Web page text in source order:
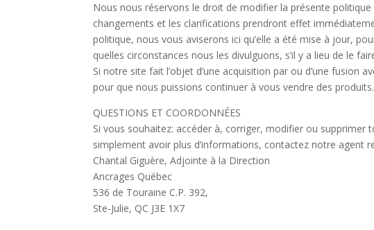
Nous nous réservons le droit de modifier la présente
changements et les clarifications prendront effet
politique, nous vous aviserons ici qu’elle a été mise à jour,
quelles circonstances nous les divulguons, s’il y a lieu de le
Si notre site fait l’objet d’une acquisition par ou d’une
pour que nous puissions continuer à vous vendre des produits.
QUESTIONS ET COORDONNÉES
Si vous souhaitez: accéder à, corriger, modifier ou
simplement avoir plus d’informations, contactez notre agent
Chantal Giguère, Adjointe à la Direction
Ancrages Québec
536 de Touraine C.P. 392,
Ste-Julie, QC J3E 1X7